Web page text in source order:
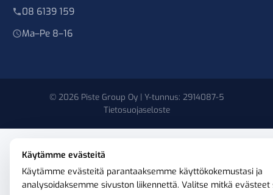
08 6139 159
Ma–Pe 8–16
© 2026 Piste Group Oy | Y-tunnus: 2914087-5
Tietosuojaseloste
Käytämme evästeitä
Käytämme evästeitä parantaaksemme käyttökokemustasi ja
analysoidaksemme sivuston liikennettä. Valitse mitkä evästeet